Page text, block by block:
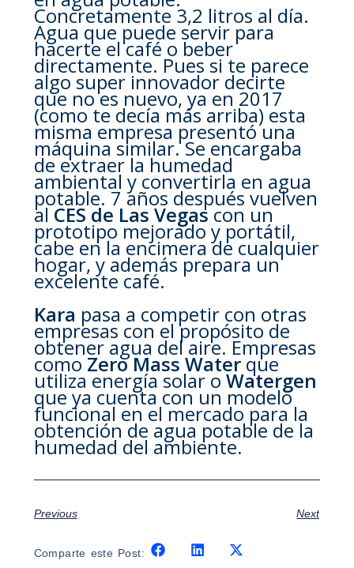
Concretamente 3,2 litros al día.
Agua que puede servir para
hacerte el café o beber
directamente. Pues si te parece
algo super innovador decirte
que no es nuevo, ya en 2017
(como te decía más arriba) esta
misma empresa presentó una
máquina similar. Se encargaba
de extraer la humedad
ambiental y convertirla en agua
potable. 7 años después vuelven
al CES de Las Vegas con un
prototipo mejorado y portátil,
cabe en la encimera de cualquier
hogar, y además prepara un
excelente café.
Kara pasa a competir con otras
empresas con el propósito de
obtener agua del aire. Empresas
como Zero Mass Waterque
utiliza energía solar o Watergen
que ya cuenta con un modelo
funcional en el mercado para la
obtención de agua potable de la
humedad del ambiente.
Previous Next
Comparte este Post: